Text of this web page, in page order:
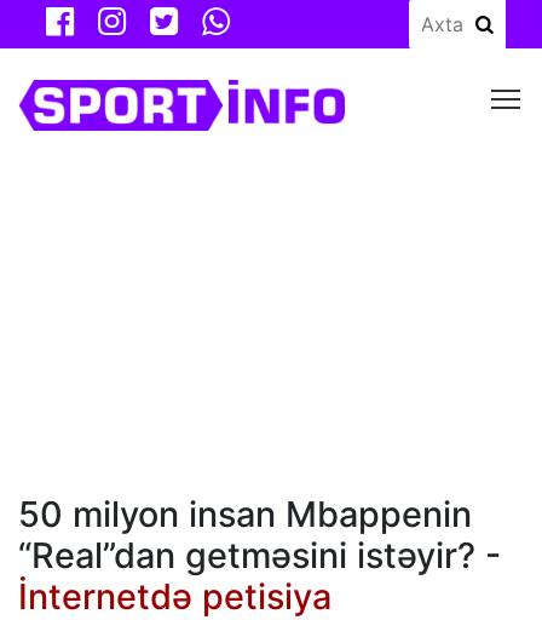
50 milyon insan Mbappenin
“Real”dan getməsini istəyir? -
İnternetdə petisiya